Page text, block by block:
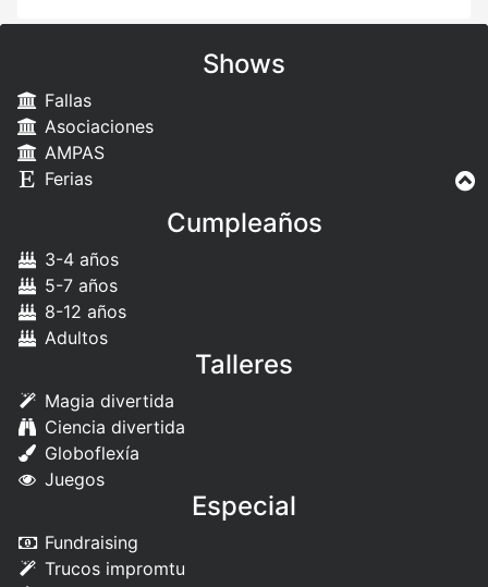
Shows
Fallas
Asociaciones
AMPAS
Ferias
Cumpleaños
3-4 años
5-7 años
8-12 años
Adultos
Talleres
Magia divertida
Ciencia divertida
Globoflexía
Juegos
Especial
Fundraising
Trucos impromtu